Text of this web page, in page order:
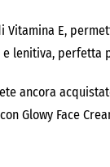
Vitamina E,
lenitiva, perfetta
ancora
Glowy Face